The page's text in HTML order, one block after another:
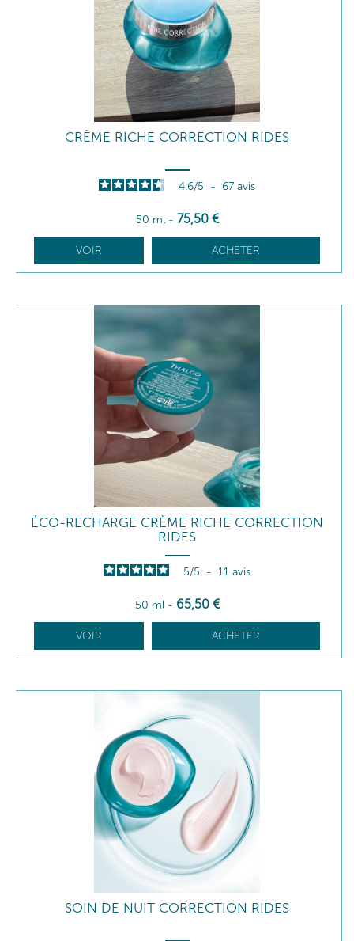
CRÈME RICHE CORRECTION RIDES
4.6/5 - 67 avis
50 ml - 75,50 €
VOIR ACHETER
ÉCO-RECHARGE CRÈME RICHE CORRECTION
RIDES
5/5 - 11 avis
50 ml - 65,50 €
VOIR ACHETER
SOIN DE NUIT CORRECTION RIDES